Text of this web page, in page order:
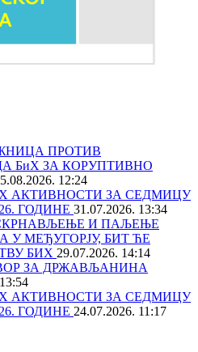
ПРОТИВ
БиХ ЗА КОРУПТИВНО
12:24
АКТИВНОСТИ ЗА СЕДМИЦУ
ГОДИНЕ 31.07.2026. 13:34
И ПАЉЕЊЕ
У МЕЂУГОРЈУ, БИТ ЋЕ
БИХ 29.07.2026. 14:14
ЗА ДРЖАВЉАНИНА
АКТИВНОСТИ ЗА СЕДМИЦУ
ГОДИНЕ 24.07.2026. 11:17